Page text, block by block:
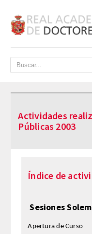
ACADEMIA
DATOS HISTÓRICOS
HISTORIA
Actividades
Públicas 2003
Índice de
Sesiones
Apertura de Curso